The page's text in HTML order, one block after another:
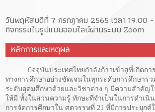
วันพฤหัสบดีที่ 7 กรกฎาคม 2565 เวลา 19.00
กิจกรรมในรูปแบบออนไลน์ผ่านระบบ Zoom
หลักการและเหตุผล
ปัจจุบันประเทศไทยกำลังก้าวเข้าสู่ที่เกิดการ
ทางการศึกษาอย่างชัดเจนในทุกระดับการศึกษารว
ระดับอุดมศึกษาด้วยและวิชาต่าง ๆ มีความสำคัญ
ให้มี ทั้งในส่วนความรู้ ทักษะที่จำเป็นในการดำเนิ
การจัดการศึกษาใน ศตวรรษที่ 21 ที่มีการประยุกต์